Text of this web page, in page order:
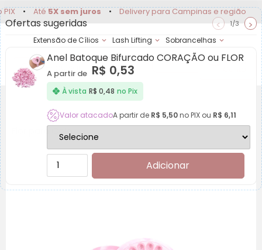
• Até5X sem juros • Delivery para Campinas e região
Extensão de Cílios Lash Lifting Sobrancelhas
Achadinhos Minha
Flor para Cola
Ofertas sugeridas < 1/3 >
Anel Batoque Bifurcado CORAÇÃO ou FLOR
A partir de R$ 0,53
À vista R$ 0,48 no Pix
Valor atacadoA partir de R$ 5,50no PIX ou R$ 6,11
Adicionar